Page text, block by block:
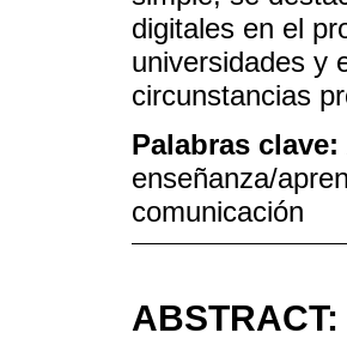
digitales en el
universidades y
circunstancias
Palabras clave:
enseñanza/
comunicación
ABSTRACT: